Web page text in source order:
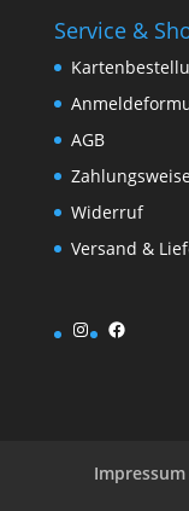
Service &
AGB
Widerruf
Versand &
Instagram
Facebook
Impressum